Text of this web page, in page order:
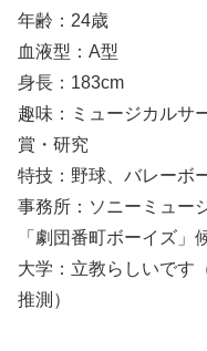
年齢：24歳
血液型：A型
身長：183cm
趣味：ミュージカル
賞・研究
特技：野球、バレーボ
事務所：ソニーミュー
「劇団番町ボーイズ」
大学：立教らしいです
推測）